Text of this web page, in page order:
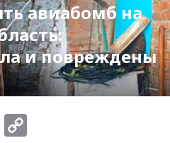
авиабомб на
и повреждены
WhatsApp